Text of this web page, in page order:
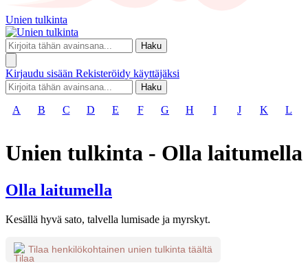
Unien tulkinta
Haku
Kirjaudu sisään Rekisteröidy käyttäjäksi
Haku
A B C D E F G H I J K L
Unien tulkinta - Olla laitumella
Olla laitumella
Kesällä hyvä sato, talvella lumisade ja myrskyt.
Tilaa henkilökohtainen unien tulkinta täältä